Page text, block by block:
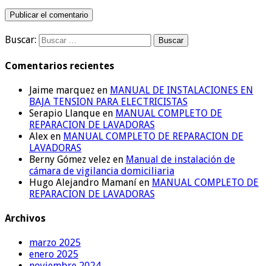
Buscar:
Comentarios recientes
Jaime marquez en MANUAL DE INSTALACIONES EN
BAJA TENSION PARA ELECTRICISTAS
Serapio Llanque en MANUAL COMPLETO DE
REPARACION DE LAVADORAS
Alex en MANUAL COMPLETO DE REPARACION DE
LAVADORAS
Berny Gómez velez en Manual de instalación de
cámara de vigilancia domiciliaria
Hugo Alejandro Mamaní en MANUAL COMPLETO DE
REPARACION DE LAVADORAS
Archivos
marzo 2025
enero 2025